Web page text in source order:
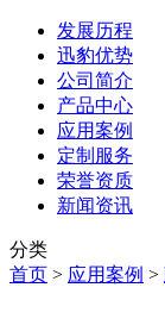
发展历程
迅豹优势
公司简介
产品中心
应用案例
定制服务
荣誉资质
新闻资讯
分类
首页 > 应用案例 >